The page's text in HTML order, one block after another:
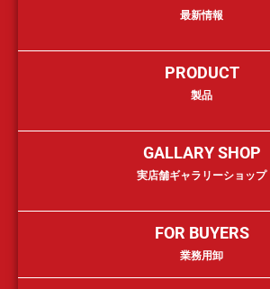
最新情報
PRODUCT
製品
GALLARY SHOP
実店舗ギャラリーショップ
FOR BUYERS
業務用卸